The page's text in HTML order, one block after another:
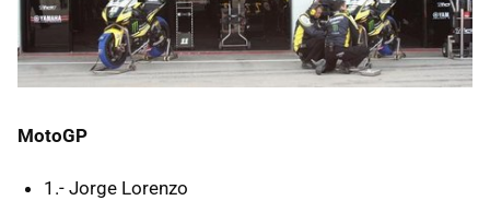
MotoGP
1.- Jorge Lorenzo